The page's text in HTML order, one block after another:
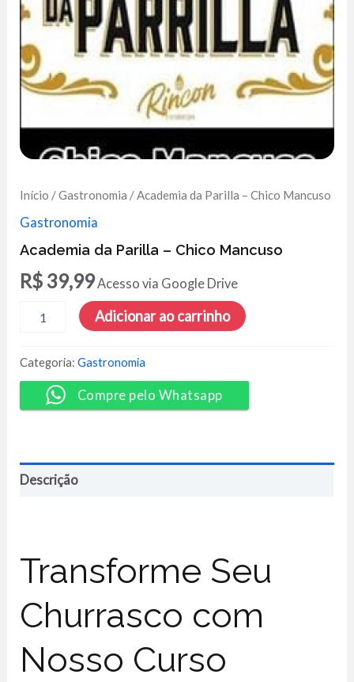
Início /Gastronomia / Academia da Parilla – Chico Mancuso
Gastronomia
Academia da Parilla – Chico Mancuso
R$ 39,99Acesso via Google Drive
-
Chico
Mancuso
quantidade
Adicionar ao carrinho
Categoria:Gastronomia
Compre pelo Whatsapp
Descrição
Transforme Seu
Churrasco com
Nosso Curso